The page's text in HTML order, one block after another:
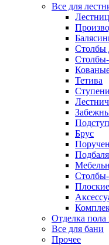
Все для
Столбы
Тетива
Ступени
Брус
Отделка
Все для бани
Прочее